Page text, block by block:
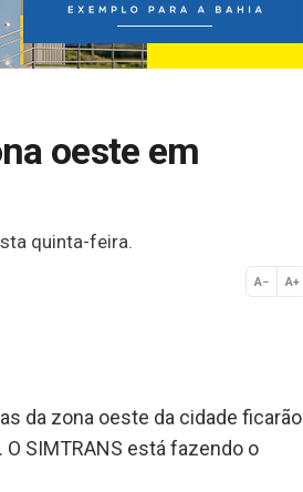
oeste em
quinta-feira.
A− A+
Normal
da zona oeste da cidade ficarão
SIMTRANS está fazendo o